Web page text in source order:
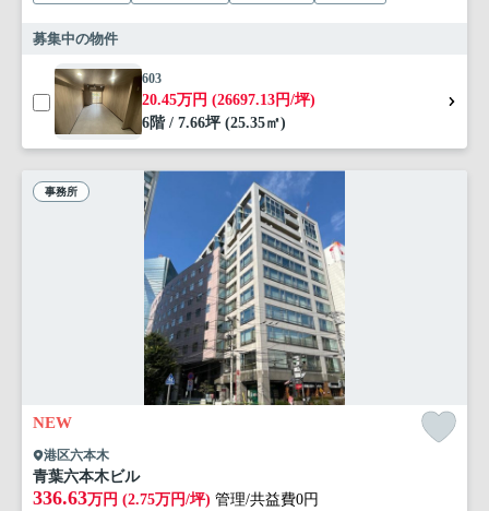
募集中の物件
603
20.45万円 (26697.13円/坪)
6階 / 7.66坪 (25.35㎡)
事務所
NEW
港区六本木
青葉六本木ビル
336.63万円 (2.75万円/坪) 管理/共益費0円